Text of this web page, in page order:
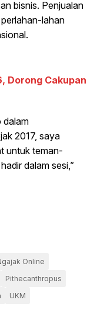
bisnis. Penjualan
lahan
Dorong Cakupan
dalam
2017, saya
untuk teman-
dalam sesi,”
Online
Pithecanthropus
UKM